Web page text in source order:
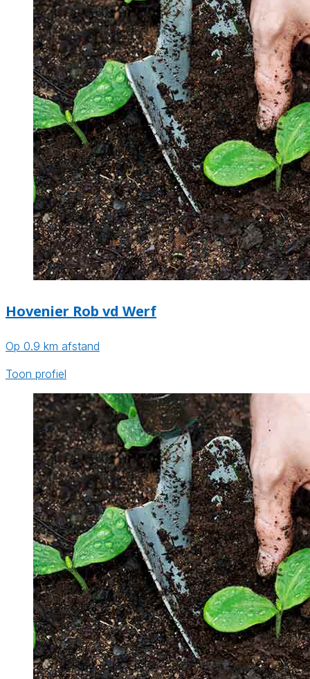
Hovenier Rob vd Werf
Op 0.9 km afstand
Toon profiel